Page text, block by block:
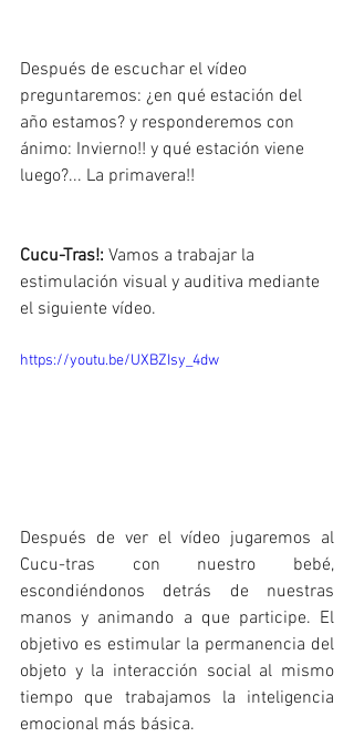
Después de escuchar el vídeo
preguntaremos: ¿en qué estación del
año estamos? y responderemos con
ánimo: Invierno!! y qué estación viene
luego?... La primavera!!
Cucu-Tras!: Vamos a trabajar la
estimulación visual y auditiva mediante
el siguiente vídeo.
https://youtu.be/UXBZIsy_4dw
Después de ver el vídeo jugaremos al
Cucu-tras con nuestro bebé,
escondiéndonos detrás de nuestras
manos y animando a que participe. El
objetivo es estimular la permanencia del
objeto y la interacción social al mismo
tiempo que trabajamos la inteligencia
emocional más básica.